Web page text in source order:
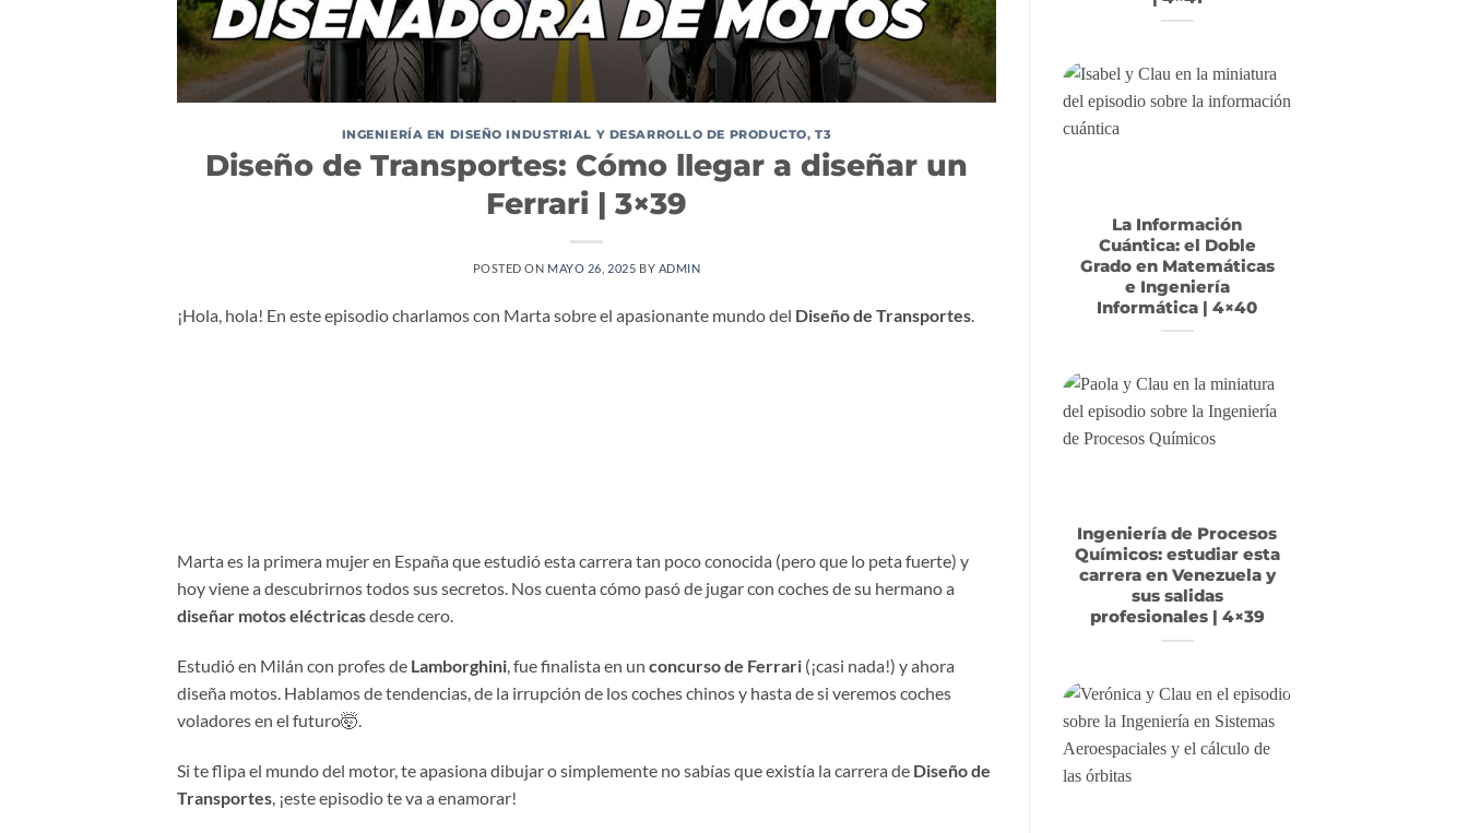
INGENIERÍA EN DISEÑO INDUSTRIAL Y DESARROLLO DE PRODUCTO,T3
Diseño de Transportes: Cómo llegar a diseñar un
Ferrari | 3×39
POSTED ON MAYO 26, 2025 BY ADMIN
¡Hola, hola! En este episodio charlamos con Marta sobre el apasionante mundo del Diseño de Transportes.
Marta es la primera mujer en España que estudió esta carrera tan poco conocida (pero que lo peta fuerte) y
hoy viene a descubrirnos todos sus secretos. Nos cuenta cómo pasó de jugar con coches de su hermano a
diseñar motos eléctricasdesde cero.
Estudió en Milán con profes de Lamborghini, fue finalista en un concurso de Ferrari (¡casi nada!) y ahora
diseña motos. Hablamos de tendencias, de la irrupción de los coches chinos y hasta de si veremos coches
voladores en el futuro🤯.
Si te flipa el mundo del motor, te apasiona dibujar o simplemente no sabías que existía la carrera de Diseño de
Transportes , ¡este episodio te va a enamorar!
La Información
Cuántica: el Doble
Grado en Matemáticas
e Ingeniería
Informática | 4×40
Ingeniería de Procesos
Químicos: estudiar esta
carrera en Venezuela y
sus salidas
profesionales | 4×39